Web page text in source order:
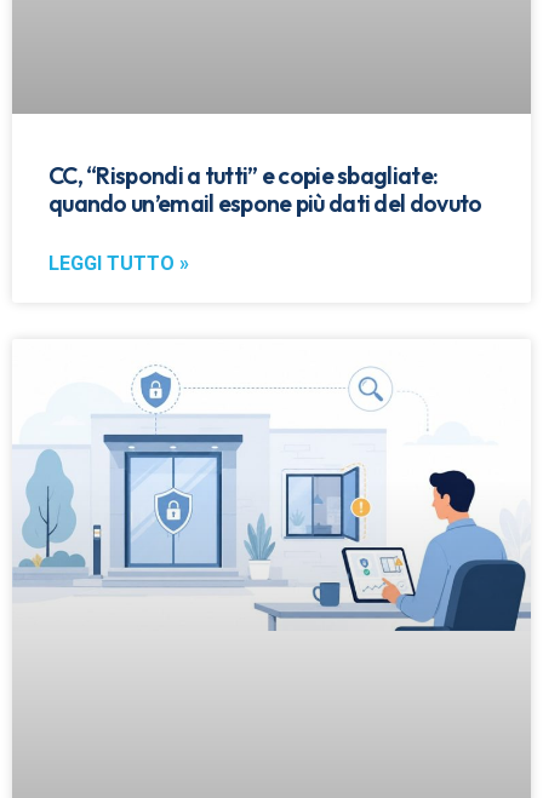
CC, “Rispondi a tutti” e copie sbagliate:
quando un’email espone più dati del dovuto
LEGGI TUTTO »